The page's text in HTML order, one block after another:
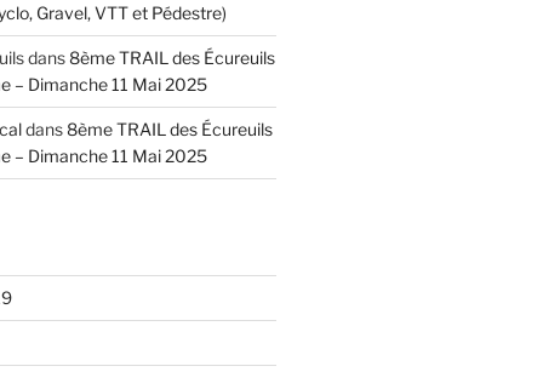
Gravel, VTT et Pédestre)
dans8ème TRAIL des Écureuils
– Dimanche 11 Mai 2025
dans8ème TRAIL des Écureuils
– Dimanche 11 Mai 2025